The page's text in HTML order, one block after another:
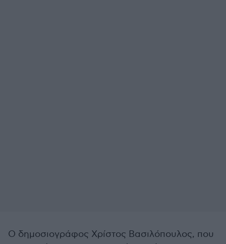
Ο δημοσιογράφος Χρίστος Βασιλόπουλος, που